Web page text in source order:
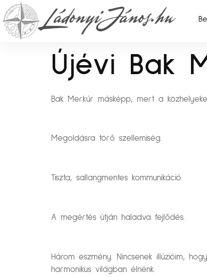
Újévi Bak
Bak Merkúr másképp, mert a
Megoldásra törő szellemiség.
Tiszta, sallangmentes kommunikáció.
A megértés útján haladva fejlődés.
Három eszmény. Nincsenek illúzióim,
harmonikus világban élnénk.